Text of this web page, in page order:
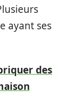
ayant ses
des